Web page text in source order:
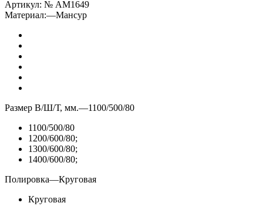
Артикул: № AM1649
Материал:—Мансур
Размер В/Ш/Т, мм.—1100/500/80
1100/500/80
1200/600/80;
1300/600/80;
1400/600/80;
Полировка—Круговая
Круговая